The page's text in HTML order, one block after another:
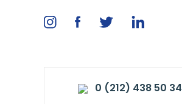
0 (212) 438 50 34